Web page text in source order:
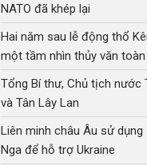
NATO đã khép lại
Hai năm sau lễ động thổ
một tầm nhìn thủy văn
Tổng Bí thư, Chủ tịch nước
và Tân Lây Lan
Liên minh châu Âu sử
Nga để hỗ trợ Ukraine